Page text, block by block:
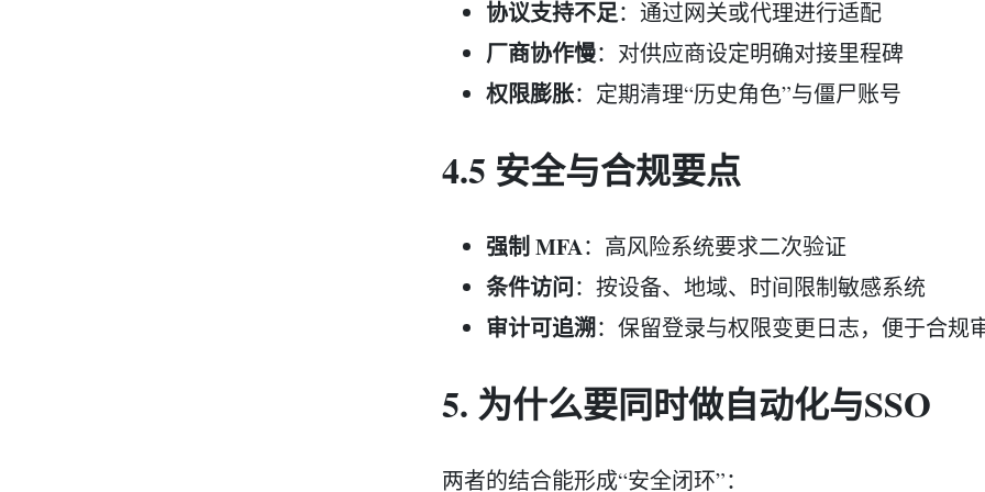
协议支持不足：通过网关或代理进行适配
厂商协作慢：对供应商设定明确对接里程碑
权限膨胀：定期清理“历史角色”与僵尸账号
4.5 安全与合规要点
强制 MFA：高风险系统要求二次验证
条件访问：按设备、地域、时间限制敏感系统
审计可追溯：保留登录与权限变更日志，便于合规
5. 为什么要同时做自动化与SSO
两者的结合能形成“安全闭环”：